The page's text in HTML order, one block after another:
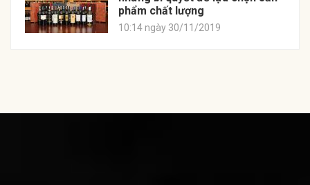
phẩm chất lượng
10:14 ngày 30/11/2019